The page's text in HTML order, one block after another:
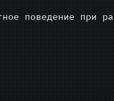
поведение при